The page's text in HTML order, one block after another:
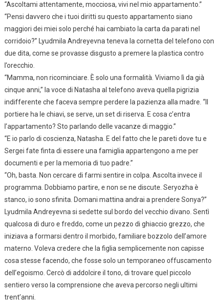
“Ascoltami attentamente, mocciosa, vivi nel mio appartamento.”
“Pensi davvero che i tuoi diritti su questo appartamento siano
maggiori dei miei solo perché hai cambiato la carta da parati nel
corridoio?” Lyudmila Andreyevna teneva la cornetta del telefono con
due dita, come se provasse disgusto a premere la plastica contro
l’orecchio.
“Mamma, non ricominciare. È solo una formalità. Viviamo lì da già
cinque anni,” la voce di Natasha al telefono aveva quella pigrizia
indifferente che faceva sempre perdere la pazienza alla madre. “Il
portiere ha le chiavi, se serve, un set di riserva. E cosa c’entra
l’appartamento? Sto parlando delle vacanze di maggio.”
“E io parlo di coscienza, Natasha. E del fatto che le pareti dove tu e
Sergei fate finta di essere una famiglia appartengono a me per
documenti e per la memoria di tuo padre.”
“Oh, basta. Non cercare di farmi sentire in colpa. Ascolta invece il
programma. Dobbiamo partire, e non se ne discute. Seryozha è
stanco, io sono sfinita. Domani mattina andrai a prendere Sonya?”
Lyudmila Andreyevna si sedette sul bordo del vecchio divano. Sentì
qualcosa di duro e freddo, come un pezzo di ghiaccio grezzo, che
iniziava a formarsi dentro il morbido, familiare bozzolo dell’amore
materno. Voleva credere che la figlia semplicemente non capisse
cosa stesse facendo, che fosse solo un temporaneo offuscamento
dell’egoismo. Cercò di addolcire il tono, di trovare quel piccolo
sentiero verso la comprensione che aveva percorso negli ultimi
trent’anni.